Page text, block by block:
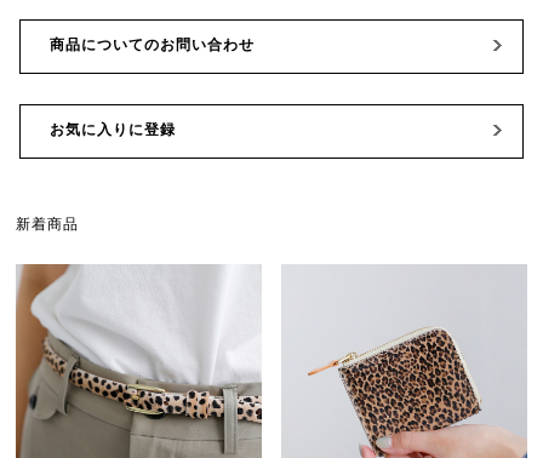
商品についてのお問い合わせ
お気に入りに登録
新着商品